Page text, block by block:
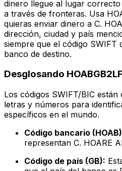
dinero llegue al lugar
a través de fronteras. Usa
quieras enviar dinero a C.
dirección, ciudad y país
siempre que el código SWIFT
banco de destino.
Desglosando
Los códigos SWIFT/BIC
letras y números para
específicos en el mundo.
Código bancario
representan C. HOARE
Código de país (GB):